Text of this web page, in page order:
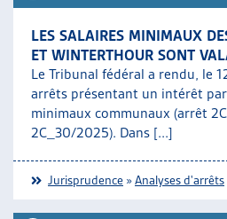
PROJETS ET ACTIVITÉS
JOURNÉES D’AUTOMNE
LES SALAIRES MINIMAUX
ET WINTERTHOUR SONT
Le Tribunal fédéral a rendu, le
arrêts présentant un intérêt
minimaux communaux (arrêt
2C_30/2025). Dans [...]
Jurisprudence »Analyses d'arrêts